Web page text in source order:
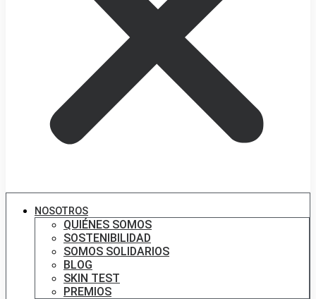
NOSOTROS
QUIÉNES SOMOS
SOSTENIBILIDAD
SOMOS SOLIDARIOS
BLOG
SKIN TEST
PREMIOS